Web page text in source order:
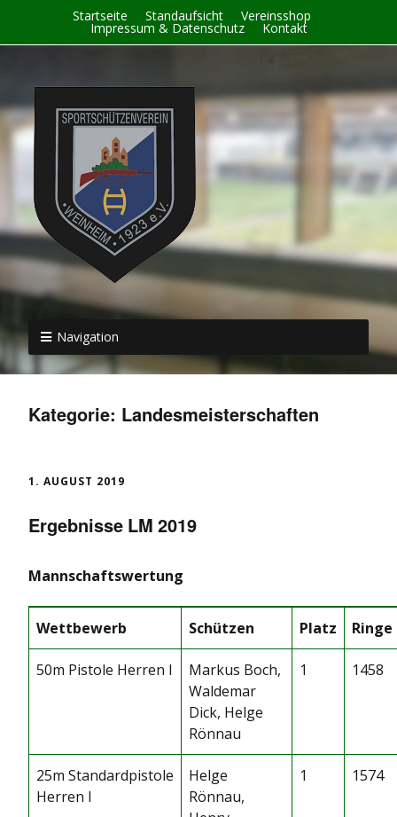
Startseite Standaufsicht Vereinsshop
Impressum & Datenschutz Kontakt
Navigation
Kategorie: Landesmeisterschaften
1. AUGUST 2019
Ergebnisse LM 2019
Mannschaftswertung
Wettbewerb Schützen Platz Ringe
50m Pistole Herren I
Markus Boch,
Waldemar
Dick, Helge
Rönnau
1 1458
25m Standardpistole
Herren I
Helge
Rönnau,
1 1574